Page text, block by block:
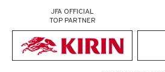
JFA OFFICIAL
TOP PARTNER